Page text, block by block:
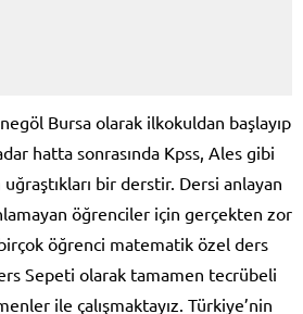
Bursa olarak ilkokuldan başlayıp
hatta sonrasında Kpss, Ales gibi
bir derstir. Dersi anlayan
öğrenciler için gerçekten zor
öğrenci matematik özel ders
Sepeti olarak tamamen tecrübeli
ile çalışmaktayız. Türkiye’nin